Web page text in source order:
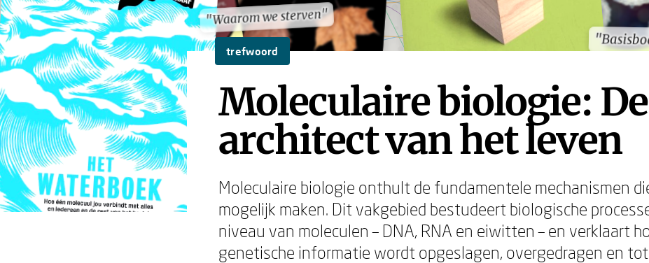
"Waarom we sterven"
"Waarom we sterven"
trefwoord
Moleculaire biologie: De
architect van het leven
Moleculaire biologie onthult de fundamentele mechanismen
mogelijk maken. Dit vakgebied bestudeert biologische
niveau van moleculen – DNA, RNA en eiwitten – en verklaart
genetische informatie wordt opgeslagen, overgedragen en